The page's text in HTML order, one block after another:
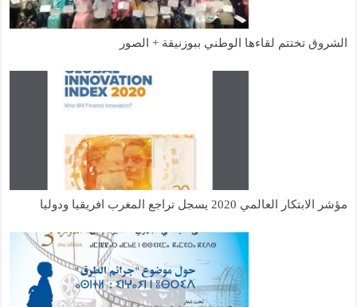
تختتم لقاءها الوطني ببوزنيقة + الصور
الابتكار العالمي 2020 يسجل تراجع المغرب افريقيا ودوليا